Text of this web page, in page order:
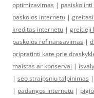
optimizavimas |
paskolos internetu |
kreditas internetu | greitieji
paskolos refinansavimas |
pripratinti kate prie
maistas ar konservai |
| seo straipsniu talpinimas |
| padangos internetu |